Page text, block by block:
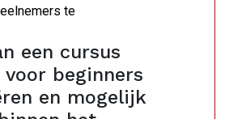
te
een cursus
voor beginners
en mogelijk